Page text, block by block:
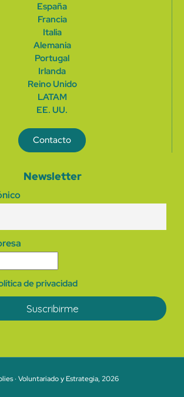
España
Francia
Italia
Alemania
Portugal
Irlanda
Reino Unido
LATAM
EE. UU.
Contacto
Newsletter
de privacidad
· Voluntariado y Estrategia, 2026